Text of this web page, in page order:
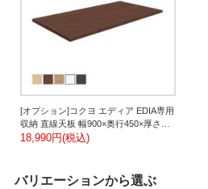
[オプション]コクヨ エディア EDIA専用
収納 直線天板 幅900×奥行450×厚さ
20mm BWUT-W9
18,990円(税込)
バリエーションから選ぶ